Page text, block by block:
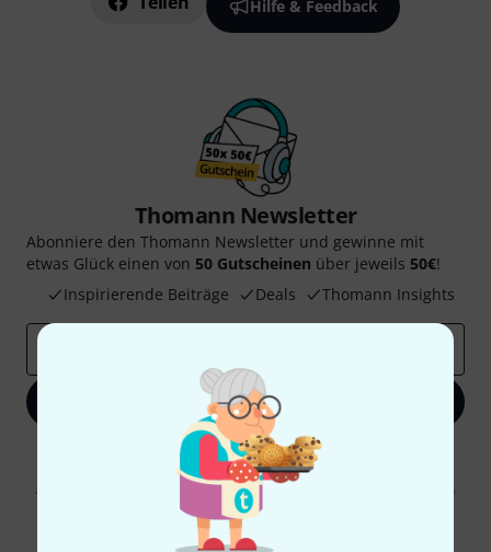
Hilfe & Feedback
Thomann Newsletter
Abonniere den Thomann Newsletter und gewinne mit
etwas Glück einen von 50 Gutscheinen über jeweils 50€!
Inspirierende Beiträge
Deals Thomann Insights
Jetzt anmelden
Mit Klick auf „Jetzt anmelden“ stimmen Sie dem Erhalt von E-Mail-
Werbung und einer Messung des E-Mail-Nutzungsverhaltens zu. Die
Abmeldung ist jederzeit möglich. Weitere Informationen finden Sie in
unseren
Datenschutzhinweisen
* Pflichtfeld